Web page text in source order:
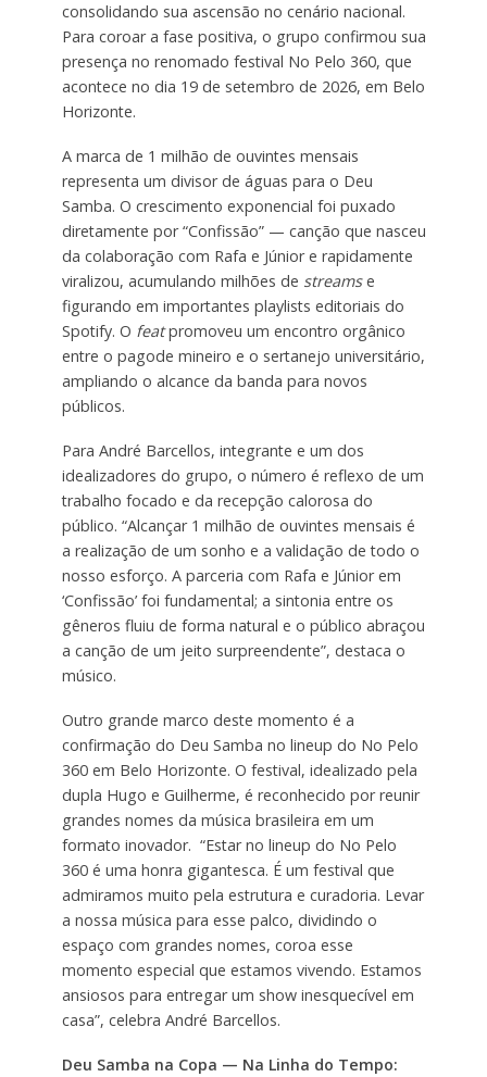
consolidando sua ascensão no cenário nacional.
Para coroar a fase positiva, o grupo confirmou sua
presença no renomado festival No Pelo 360, que
acontece no dia 19 de setembro de 2026, em Belo
Horizonte.
A marca de 1 milhão de ouvintes mensais
representa um divisor de águas para o Deu
Samba. O crescimento exponencial foi puxado
diretamente por “Confissão” — canção que nasceu
da colaboração com Rafa e Júnior e rapidamente
viralizou, acumulando milhões de streamse
figurando em importantes playlists editoriais do
Spotify. O featpromoveu um encontro orgânico
entre o pagode mineiro e o sertanejo universitário,
ampliando o alcance da banda para novos
públicos.
Para André Barcellos, integrante e um dos
idealizadores do grupo, o número é reflexo de um
trabalho focado e da recepção calorosa do
público. “Alcançar 1 milhão de ouvintes mensais é
a realização de um sonho e a validação de todo o
nosso esforço. A parceria com Rafa e Júnior em
‘Confissão’ foi fundamental; a sintonia entre os
gêneros fluiu de forma natural e o público abraçou
a canção de um jeito surpreendente”, destaca o
músico.
Outro grande marco deste momento é a
confirmação do Deu Samba no lineup do No Pelo
360 em Belo Horizonte. O festival, idealizado pela
dupla Hugo e Guilherme, é reconhecido por reunir
grandes nomes da música brasileira em um
formato inovador. “Estar no lineup do No Pelo
360 é uma honra gigantesca. É um festival que
admiramos muito pela estrutura e curadoria. Levar
a nossa música para esse palco, dividindo o
espaço com grandes nomes, coroa esse
momento especial que estamos vivendo. Estamos
ansiosos para entregar um show inesquecível em
casa”, celebra André Barcellos.
Deu Samba na Copa — Na Linha do Tempo: